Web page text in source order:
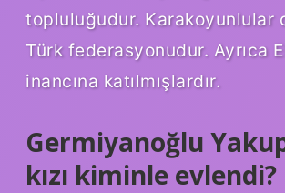
topluluğudur. Karakoyunlular
Türk federasyonudur. Ayrıca
inancına katılmışlardır.
Germiyanoğlu
kızı kiminle evlendi?